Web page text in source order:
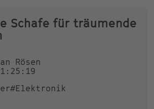
Schafe für träumende
Rösen
#Elektronik